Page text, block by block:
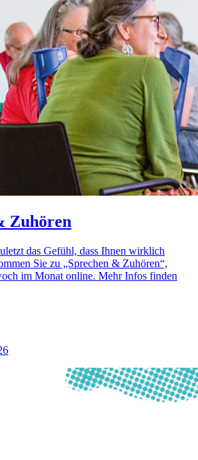
Zuhören
das Gefühl, dass Ihnen wirklich
Sie zu „Sprechen & Zuhören“,
im Monat online. Mehr Infos finden